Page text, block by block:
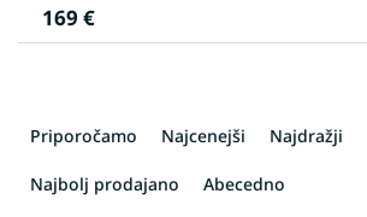
169 €
Priporočamo Najcenejši Najdražji
Najbolj prodajano Abecedno